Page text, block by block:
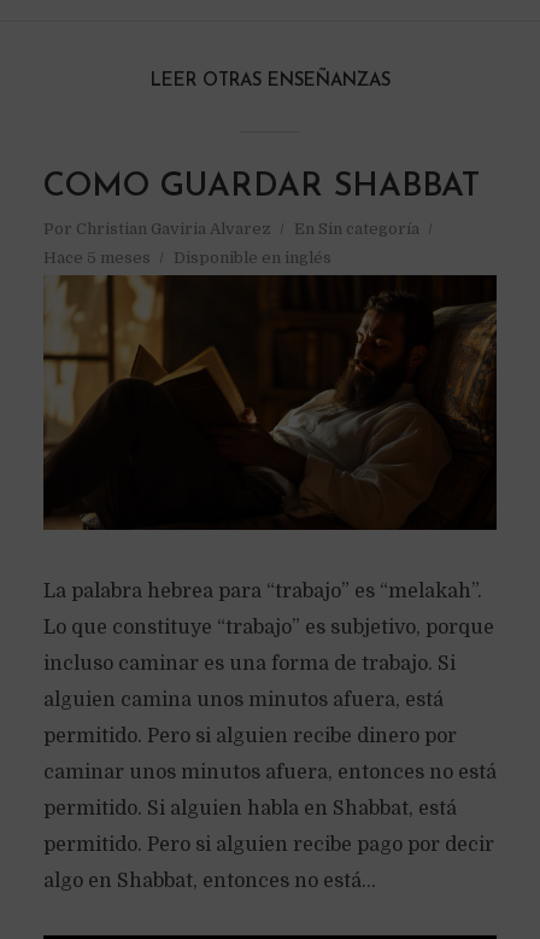
LEER OTRAS ENSEÑANZAS
COMO GUARDAR SHABBAT
Por Christian Gaviria Alvarez En Sin categoría
Hace 5 meses
Disponible en inglés
La palabra hebrea para “trabajo” es “melakah”.
Lo que constituye “trabajo” es subjetivo, porque
incluso caminar es una forma de trabajo. Si
alguien camina unos minutos afuera, está
permitido. Pero si alguien recibe dinero por
caminar unos minutos afuera, entonces no está
permitido. Si alguien habla en Shabbat, está
permitido. Pero si alguien recibe pago por decir
algo en Shabbat, entonces no está...